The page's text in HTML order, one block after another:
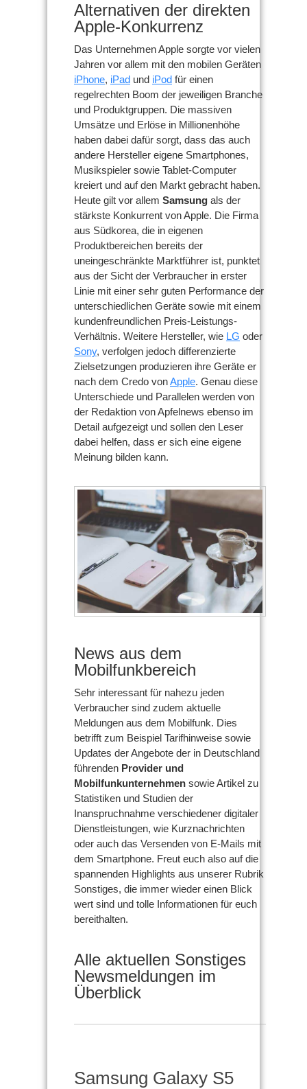
Alternativen der direkten
Apple-Konkurrenz
Das Unternehmen Apple sorgte vor vielen
Jahren vor allem mit den mobilen Geräten
iPhone, iPad und iPod für einen
regelrechten Boom der jeweiligen Branche
und Produktgruppen. Die massiven
Umsätze und Erlöse in Millionenhöhe
haben dabei dafür sorgt, dass das auch
andere Hersteller eigene Smartphones,
Musikspieler sowie Tablet-Computer
kreiert und auf den Markt gebracht haben.
Heute gilt vor allem Samsung als der
stärkste Konkurrent von Apple. Die Firma
aus Südkorea, die in eigenen
Produktbereichen bereits der
uneingeschränkte Marktführer ist, punktet
aus der Sicht der Verbraucher in erster
Linie mit einer sehr guten Performance der
unterschiedlichen Geräte sowie mit einem
kundenfreundlichen Preis-Leistungs-
Verhältnis. Weitere Hersteller, wie LG oder
Sony, verfolgen jedoch differenzierte
Zielsetzungen produzieren ihre Geräte er
nach dem Credo vonApple. Genau diese
Unterschiede und Parallelen werden von
der Redaktion von Apfelnews ebenso im
Detail aufgezeigt und sollen den Leser
dabei helfen, dass er sich eine eigene
Meinung bilden kann.
News aus dem
Mobilfunkbereich
Sehr interessant für nahezu jeden
Verbraucher sind zudem aktuelle
Meldungen aus dem Mobilfunk. Dies
betrifft zum Beispiel Tarifhinweise sowie
Updates der Angebote der in Deutschland
führenden Provider und
Mobilfunkunternehmen sowie Artikel zu
Statistiken und Studien der
Inanspruchnahme verschiedener digitaler
Dienstleistungen, wie Kurznachrichten
oder auch das Versenden von E-Mails mit
dem Smartphone. Freut euch also auf die
spannenden Highlights aus unserer Rubrik
Sonstiges, die immer wieder einen Blick
wert sind und tolle Informationen für euch
bereithalten.
Alle aktuellen Sonstiges
Newsmeldungen im
Überblick
Samsung Galaxy S5